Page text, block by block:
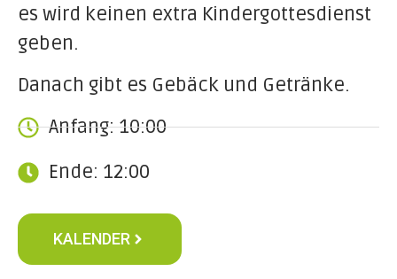
es wird keinen extra Kindergottesdienst
geben.
Danach gibt es Gebäck und Getränke.
Anfang: 10:00
Ende: 12:00
KALENDER